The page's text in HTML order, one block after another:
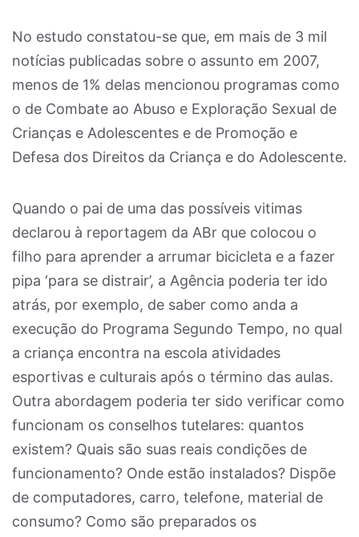
No estudo constatou-se que, em mais de 3 mil
notícias publicadas sobre o assunto em 2007,
menos de 1% delas mencionou programas como
o de Combate ao Abuso e Exploração Sexual de
Crianças e Adolescentes e de Promoção e
Defesa dos Direitos da Criança e do Adolescente.
Quando o pai de uma das possíveis vitimas
declarou à reportagem da ABr que colocou o
filho para aprender a arrumar bicicleta e a fazer
pipa ‘para se distrair’, a Agência poderia ter ido
atrás, por exemplo, de saber como anda a
execução do Programa Segundo Tempo, no qual
a criança encontra na escola atividades
esportivas e culturais após o término das aulas.
Outra abordagem poderia ter sido verificar como
funcionam os conselhos tutelares: quantos
existem? Quais são suas reais condições de
funcionamento? Onde estão instalados? Dispõe
de computadores, carro, telefone, material de
consumo? Como são preparados os